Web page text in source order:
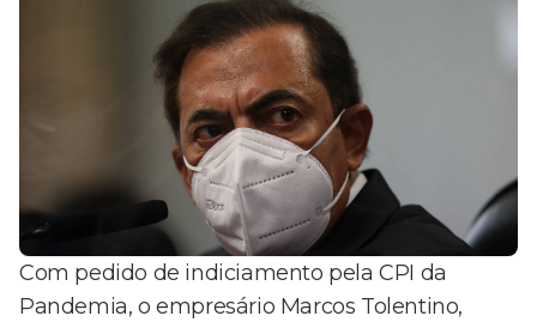
Com pedido de indiciamento pela CPI da
Pandemia, o empresário Marcos Tolentino,